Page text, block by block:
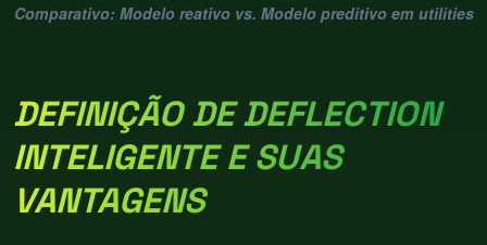
Comparativo: Modelo reativo vs. Modelo preditivo em utilities
DEFINIÇÃO DE DEFLECTION
INTELIGENTE E SUAS
VANTAGENS